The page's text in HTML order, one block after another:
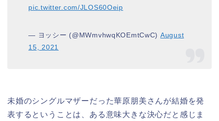
pic.twitter.com/JLOS60Oeip
— ヨッシー (@MWmvhwqKOEmtCwC) August
15, 2021
未婚のシングルマザーだった華原朋美さんが結婚を発
表するということは、ある意味大きな決心だと感じま